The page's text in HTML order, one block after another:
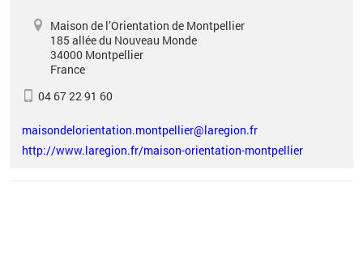
Maison de l’Orientation de Montpellier
185 allée du Nouveau Monde
34000 Montpellier
France
04 67 22 91 60
maisondelorientation.montpellier@laregion.fr
http://www.laregion.fr/maison-orientation-montpellier